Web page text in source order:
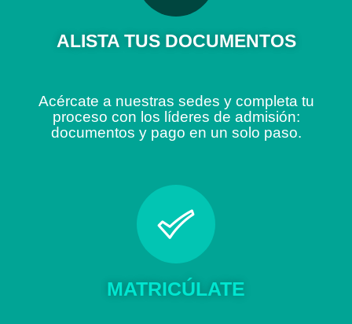
ALISTA TUS DOCUMENTOS
Acércate a nuestras sedes y completa tu
proceso con los líderes de admisión:
documentos y pago en un solo paso.
MATRICÚLATE